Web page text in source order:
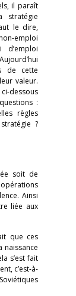
il paraît
stratégie
le dire,
emploi
d’emploi
de cette
valeur.
dessous
:
règles
?
soit de
Ainsi
liée aux
que ces
naissance
s’est fait
c’est-à-